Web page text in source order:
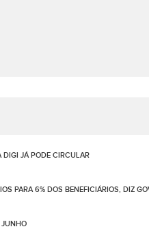
DIGI JÁ PODE CIRCULAR
PARA 6% DOS BENEFICIÁRIOS, DIZ
JUNHO